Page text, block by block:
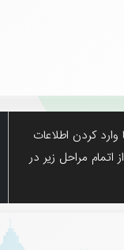
وارد کردن اطلاعات
اتمام مراحل زیر در